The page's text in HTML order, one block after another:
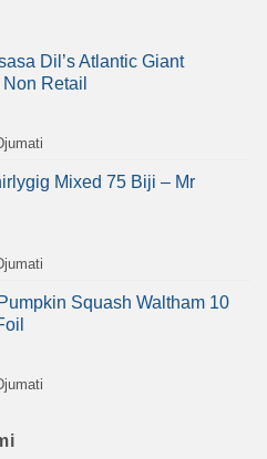
Dil’s Atlantic Giant
Retail
Mixed 75 Biji – Mr
Squash Waltham 10